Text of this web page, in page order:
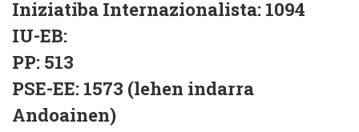
Iniziatiba Internazionalista: 1094
IU-EB:
PP: 513
PSE-EE: 1573 (lehen indarra
Andoainen)